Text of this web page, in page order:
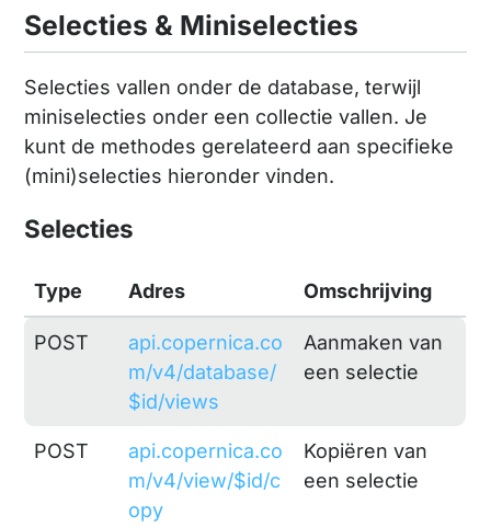
Selecties & Miniselecties
Selecties vallen onder de database, terwijl
miniselecties onder een collectie vallen. Je
kunt de methodes gerelateerd aan specifieke
(mini)selecties hieronder vinden.
Selecties
Type Adres Omschrijving
POST
api.copernica.co
m/v4/database/
$id/views
Aanmaken van
een selectie
POST
api.copernica.co
m/v4/view/$id/c
opy
Kopiëren van
een selectie